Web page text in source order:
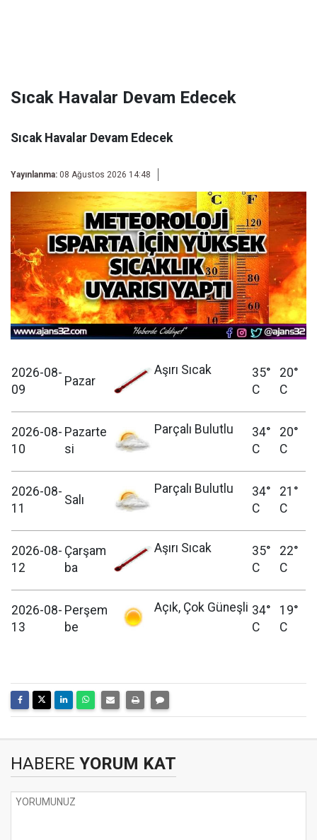
Sıcak Havalar Devam Edecek
Sıcak Havalar Devam Edecek
Yayınlanma: 08 Ağustos 2026 14:48
2026-08-
09
Pazar
Aşırı Sıcak
35°
C
20°
C
2026-08-
10
Pazarte
si
Parçalı Bulutlu
34°
C
20°
C
2026-08-
11
Salı
Parçalı Bulutlu
34°
C
21°
C
2026-08-
12
Çarşam
ba
Aşırı Sıcak
35°
C
22°
C
2026-08-
13
Perşem
be
Açık, Çok Güneşli 34°
C
19°
C
HABERE YORUM KAT